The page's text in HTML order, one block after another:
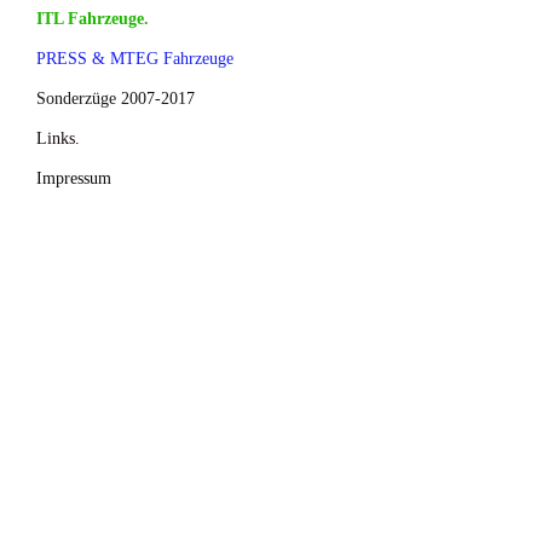
ITL Fahrzeuge.
PRESS & MTEG Fahrzeuge
Sonderzüge 2007-2017
Links.
Impressum